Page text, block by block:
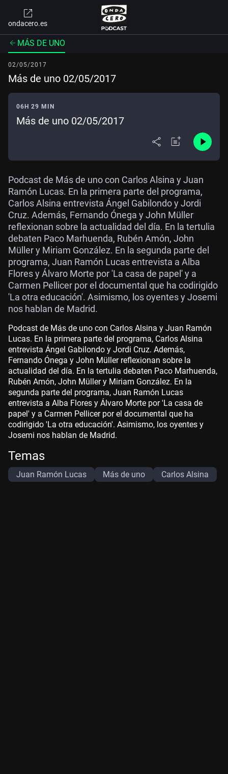
ondacero.es
MÁS DE UNO
02/05/2017
Más de uno 02/05/2017
06H 29 MIN
Más de uno 02/05/2017
Podcast de Más de uno con Carlos Alsina y Juan
Ramón Lucas. En la primera parte del programa,
Carlos Alsina entrevista Ángel Gabilondo y Jordi
Cruz. Además, Fernando Ónega y John Müller
reflexionan sobre la actualidad del día. En la tertulia
debaten Paco Marhuenda, Rubén Amón, John
Müller y Miriam González. En la segunda parte del
programa, Juan Ramón Lucas entrevista a Alba
Flores y Álvaro Morte por 'La casa de papel' y a
Carmen Pellicer por el documental que ha codirigido
'La otra educación'. Asimismo, los oyentes y Josemi
nos hablan de Madrid.
Podcast de Más de uno con Carlos Alsina y Juan Ramón
Lucas. En la primera parte del programa, Carlos Alsina
entrevista Ángel Gabilondo y Jordi Cruz. Además,
Fernando Ónega y John Müller reflexionan sobre la
actualidad del día. En la tertulia debaten Paco Marhuenda,
Rubén Amón, John Müller y Miriam González. En la
segunda parte del programa, Juan Ramón Lucas
entrevista a Alba Flores y Álvaro Morte por 'La casa de
papel' y a Carmen Pellicer por el documental que ha
codirigido 'La otra educación'. Asimismo, los oyentes y
Josemi nos hablan de Madrid.
Temas
Juan Ramón Lucas Más de uno Carlos Alsina